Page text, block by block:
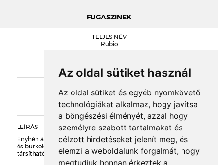
Az oldal sütiket használ
Az oldal sütiket és egyéb nyomkövető
technológiákat alkalmaz, hogy javítsa
a böngészési élményét, azzal hogy
személyre szabott tartalmakat és
célzott hirdetéseket jelenít meg, és
elemzi a weboldalunk forgalmát, hogy
megtudjuk honnan érkeztek a
FUGASZINEK
TELJES NÉV
Rubio
Nelissen PASTEL
LEÍRÁS
Enyhén átmenetes homoksárga színű, kézi vetésű burkolótégla
és burkolólap. Kellemes, visszafogott pasztellszínével jól
társítható sárgás homlokzatvakolattal, homlokzati fabetétekkel.
MÉRETEK
DOBOZOLÁS
TÖMEG
NELISSEN KATALÓGUS